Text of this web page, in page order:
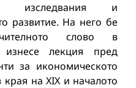
изследвания и
развитие. На него бе
слово в
лекция пред
за икономическото
на XIX и началото